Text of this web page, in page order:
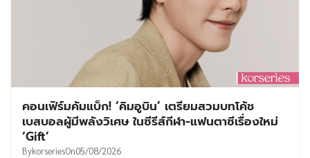
คอนเฟิร์มคัมแบ็ก! ‘คิมอูบิน’ เตรียมสวมบทโค้ช
เบสบอลผู้มีพลังวิเศษ ในซีรีส์กีฬา-แฟนตาซีเรื่องใหม่
‘Gift’
BykorseriesOn05/08/2026